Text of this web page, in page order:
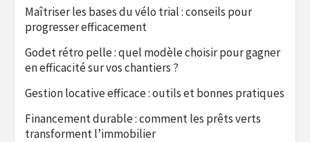
Maîtriser les bases du vélo trial : conseils pour
progresser efficacement
Godet rétro pelle : quel modèle choisir pour gagner
en efficacité sur vos chantiers ?
Gestion locative efficace : outils et bonnes pratiques
Financement durable : comment les prêts verts
transforment l’immobilier